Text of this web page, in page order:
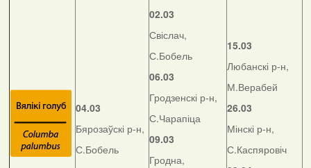
04.03
Бярозаўскі р-н,
С.Бобель
02.03
Свіслач,
С.Бобель
06.03
Гродзенскі р-н,
С.Чарапіца
09.03
Гродна,
15.03
Любанскі р-н,
М.Верабей
26.03
Мінскі р-н,
С.Каспяровіч